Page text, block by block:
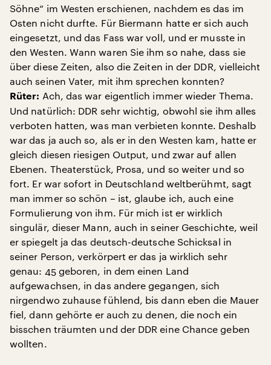
Söhne“ im Westen erschienen, nachdem es das im
Osten nicht durfte. Für Biermann hatte er sich auch
eingesetzt, und das Fass war voll, und er musste in
den Westen. Wann waren Sie ihm so nahe, dass sie
über diese Zeiten, also die Zeiten in der DDR, vielleicht
auch seinen Vater, mit ihm sprechen konnten?
Rüter: Ach, das war eigentlich immer wieder Thema.
Und natürlich: DDR sehr wichtig, obwohl sie ihm alles
verboten hatten, was man verbieten konnte. Deshalb
war das ja auch so, als er in den Westen kam, hatte er
gleich diesen riesigen Output, und zwar auf allen
Ebenen. Theaterstück, Prosa, und so weiter und so
fort. Er war sofort in Deutschland weltberühmt, sagt
man immer so schön – ist, glaube ich, auch eine
Formulierung von ihm. Für mich ist er wirklich
singulär, dieser Mann, auch in seiner Geschichte, weil
er spiegelt ja das deutsch-deutsche Schicksal in
seiner Person, verkörpert er das ja wirklich sehr
genau: 45 geboren, in dem einen Land
aufgewachsen, in das andere gegangen, sich
nirgendwo zuhause fühlend, bis dann eben die Mauer
fiel, dann gehörte er auch zu denen, die noch ein
bisschen träumten und der DDR eine Chance geben
wollten.